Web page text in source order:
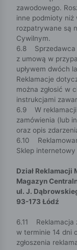
zawodowego.
inne podmioty niż
rozpatrywane są
Cywilnym.
6.8 Sprzedawca
z umową w
upływem dwóch
Reklamacje
można zgłosić w
instrukcjami
6.9 W reklamacji
zamówienia (lub
oraz opis
6.10
Sklep internetowy
Dział Reklamacji
Magazyn
ul. J.
93-173 Łódź
6.11 Reklamacja
w terminie 14 dni
zgłoszenia